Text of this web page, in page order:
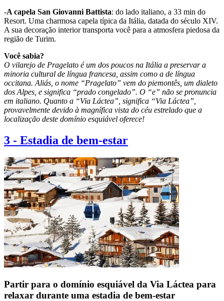
-A capela San Giovanni Battista: do lado italiano, a 33 min do
Resort. Uma charmosa capela típica da Itália, datada do século XIV.
A sua decoração interior transporta você para a atmosfera piedosa da
região de Turim.
Você sabia?
O vilarejo de Pragelato é um dos poucos na Itália a preservar a
minoria cultural de língua francesa, assim como a de língua
occitana. Aliás, o nome “Pragelato” vem do piemontês, um dialeto
dos Alpes, e significa “prado congelado”. O “e” não se pronuncia
em italiano. Quanto a “Via Láctea”, significa “Via Láctea”,
provavelmente devido à magnífica vista do céu estrelado que a
localização deste domínio esquiável oferece!
3 - Estadia de bem-estar
Partir para o domínio esquiável da Via Láctea para
relaxar durante uma estadia de bem-estar